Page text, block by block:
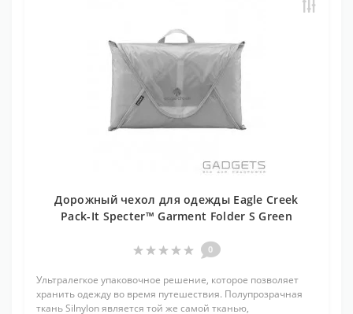
Дорожный чехол для одежды Eagle Creek
Pack-It Specter™ Garment Folder S Green
0
Ультралегкое упаковочное решение, которое позволяет
хранить одежду во время путешествия. Полупрозрачная
ткань Silnylon является той же самой тканью,